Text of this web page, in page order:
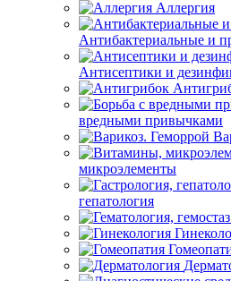
Аллергия
Антибактериальные и
Антисептики и
вредными привычками
микроэлементы
гепатология